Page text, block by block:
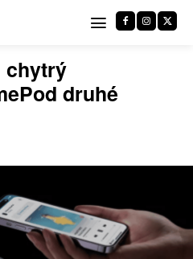
chytrý
druhé